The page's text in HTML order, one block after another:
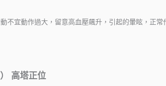
不宜動作過大，留意高血壓飆升，引起的暈眩，正常
高塔正位